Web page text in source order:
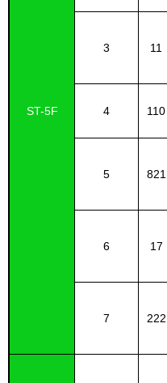
ST-5F
3 11
4 110
5 821
6 17
7 222